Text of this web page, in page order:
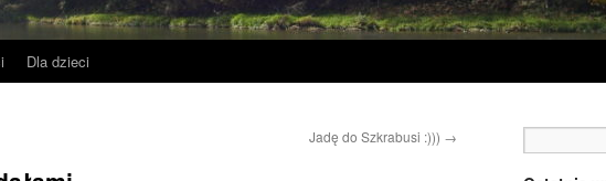
Dla dzieci
Jadę do Szkrabusi :))) →